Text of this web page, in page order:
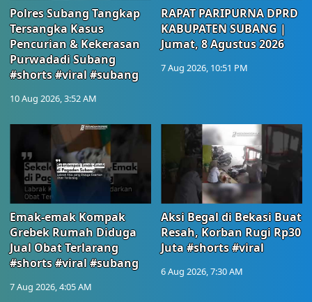
Polres Subang Tangkap
Tersangka Kasus
Pencurian & Kekerasan
Purwadadi Subang
#shorts #viral #subang
10 Aug 2026, 3:52 AM
RAPAT PARIPURNA DPRD
KABUPATEN SUBANG |
Jumat, 8 Agustus 2026
7 Aug 2026, 10:51 PM
Emak-emak Kompak
Grebek Rumah Diduga
Jual Obat Terlarang
#shorts #viral #subang
7 Aug 2026, 4:05 AM
Aksi Begal di Bekasi Buat
Resah, Korban Rugi Rp30
Juta #shorts #viral
6 Aug 2026, 7:30 AM